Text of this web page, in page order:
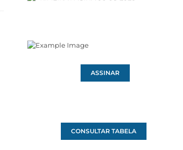
ASSINAR
CONSULTAR TABELA